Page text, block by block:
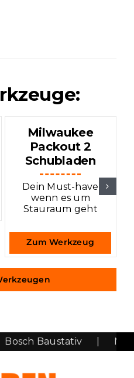
Milwaukee
Packout 2
Schubladen
Dein Must-have
wenn es um
Stauraum geht
Zum Werkzeug
Baustativ